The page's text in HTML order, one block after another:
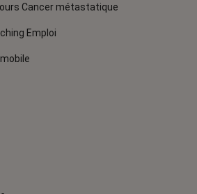
Cancer métastatique
Emploi